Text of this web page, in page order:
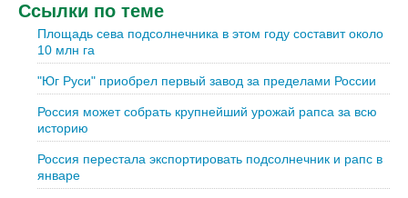
Ссылки по теме
Площадь сева подсолнечника в этом году составит около
10 млн га
"Юг Руси" приобрел первый завод за пределами России
Россия может собрать крупнейший урожай рапса за всю
историю
Россия перестала экспортировать подсолнечник и рапс в
январе